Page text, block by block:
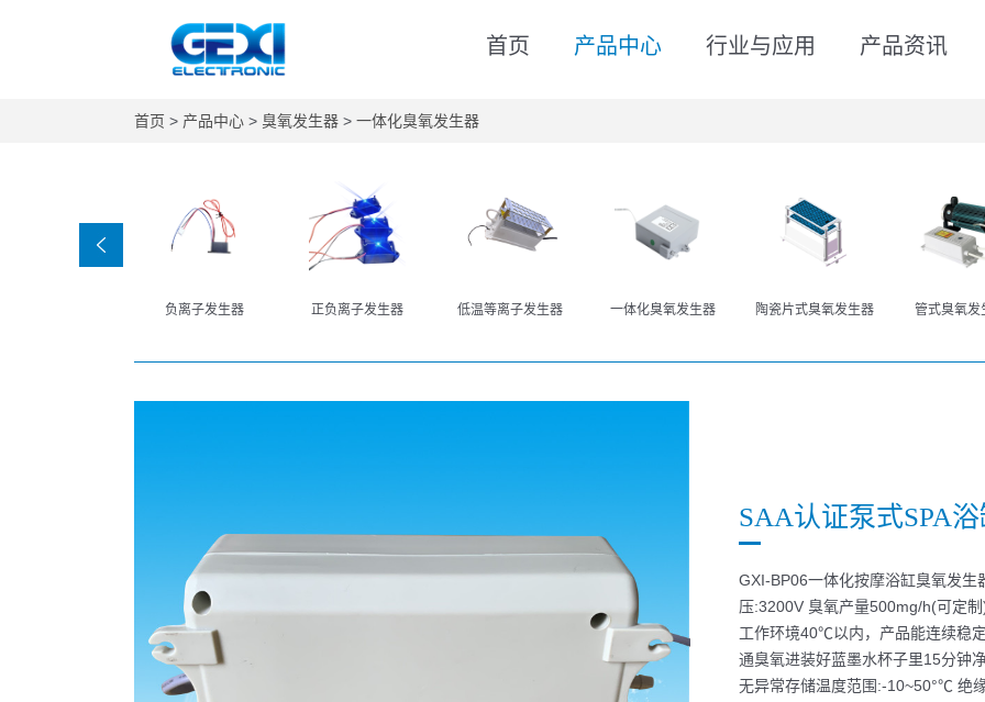
首页 产品中心 行业与应用 产品资讯
首页 > 产品中心 > 臭氧发生器 > 一体化臭氧发生器
负离子发生器 正负离子发生器 低温等离子发生器 一体化臭氧发生器 陶瓷片式臭氧发生器 管式臭氧发
SAA认证泵式SPA
GXI-BP06一体化按摩浴缸臭氧发
压:3200V 臭氧产量500mg/h(可定
工作环境40℃以内，产品能连续稳
通臭氧进装好蓝墨水杯子里15分钟
无异常存储温度范围:-10~50°℃ 绝